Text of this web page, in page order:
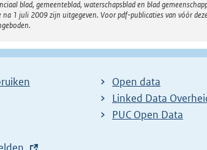
blad, gemeenteblad, waterschapsblad en blad
1 juli 2009 zijn uitgegeven. Voor pdf-publicaties van vóór
Open data
Linked Data
PUC Open Data